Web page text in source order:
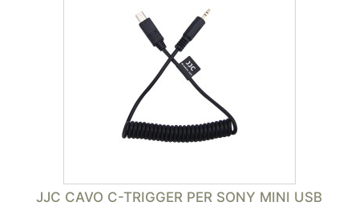
JJC CAVO C-TRIGGER PER SONY MINI USB